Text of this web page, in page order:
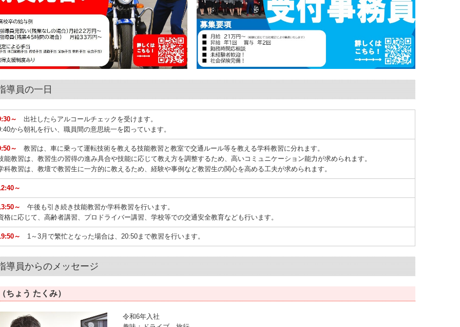
導員の一日
～
出社したらアルコールチェックを受けます。
から朝礼を行い、職員間の意思統一を図っています。
～ 教習は、車に乗って運転技術を教える技能教習と教室で交通ルール等を教える学科教習に分れます。
能教習は、教習生の習得の進み具合や技能に応じて教え方を調整するため、高いコミュニケーション能力が求められます。
科教習は、教壇で教習生に一方的に教えるため、経験や事例など教習生の関心を高める工夫が求められます。
～
～ 午後も引き続き技能教習か学科教習を行います。
格に応じて、高齢者講習、プロドライバー講習、学校等での交通安全教育なども行います。
～ 1～3月で繁忙となった場合は、20:50まで教習を行います。
導員からのメッセージ
ちょう たくみ）
令和6年入社